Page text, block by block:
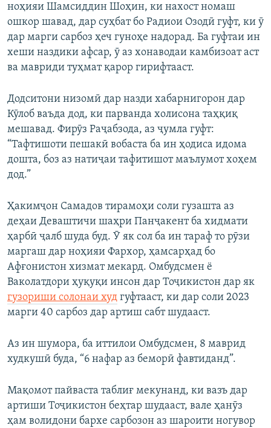
Auto 240p 360p 480p
720p 1080p
480p
1080p
ноҳияи Шамсиддин Шоҳин, ки нахост номаш
ошкор шавад, дар суҳбат бо Радиои Озодӣ гуфт, ки ӯ
дар марги сарбоз ҳеч гуноҳе надорад. Ба гуфтаи ин
хеши наздики афсар, ӯ аз хонаводаи камбизоат аст
ва мавриди туҳмат қарор гирифтааст.
Додситони низомӣ дар назди хабарнигорон дар
Кӯлоб ваъда дод, ки парванда холисона таҳқиқ
мешавад. Фирӯз Раҷабзода, аз ҷумла гуфт:
“Тафтишоти пешакӣ вобаста ба ин ҳодиса идома
дошта, боз аз натиҷаи тафитишот маълумот хоҳем
дод.”
Ҳакимҷон Самадов тирамоҳи соли гузашта аз
деҳаи Деваштичи шаҳри Панҷакент ба хидмати
ҳарбӣ ҷалб шуда буд. Ӯ як сол ба ин тараф то рӯзи
маргаш дар ноҳияи Фархор, ҳамсарҳад бо
Афғонистон хизмат мекард. Омбудсмен ё
Ваколатдори ҳуқуқи инсон дар Тоҷикистон дар як
гузориши солонаи худ гуфтааст, ки дар соли 2023
марги 40 сарбоз дар артиш сабт шудааст.
Аз ин шумора, ба иттилои Омбудсмен, 8 маврид
худкушӣ буда, “6 нафар аз беморӣ фавтиданд”.
Мақомот пайваста таблиғ мекунанд, ки вазъ дар
артиши Тоҷикистон беҳтар шудааст, вале ҳанӯз
ҳам волидони бархе сарбозон аз шароити ногувор